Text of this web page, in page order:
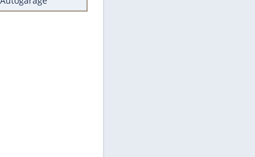
So nutzt man alte Smartphones